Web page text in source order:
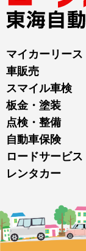
マイカーリース
車販売
スマイル車検
板金・塗装
点検・整備
自動車保険
ロードサービス
レンタカー